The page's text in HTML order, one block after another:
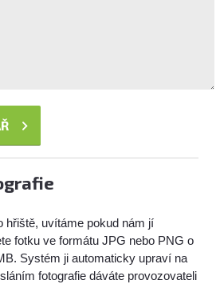
hřiště, uvítáme pokud nám jí
fotku ve formátu JPG nebo PNG o
Systém ji automaticky upraví na
fotografie dáváte provozovateli